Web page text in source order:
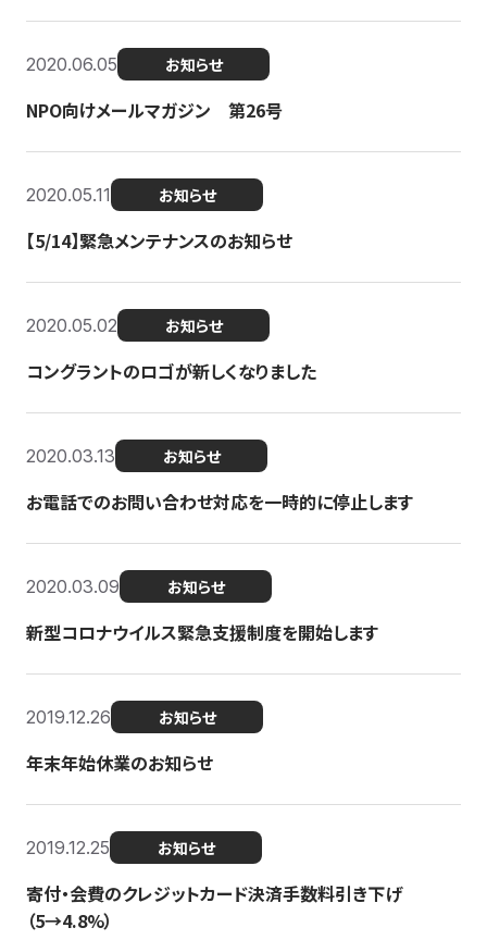
2020.06.05 お知らせ
NPO向けメールマガジン 第26号
2020.05.11 お知らせ
【5/14】緊急メンテナンスのお知らせ
2020.05.02 お知らせ
コングラントのロゴが新しくなりました
2020.03.13 お知らせ
お電話でのお問い合わせ対応を一時的に停止します
2020.03.09 お知らせ
新型コロナウイルス緊急支援制度を開始します
2019.12.26 お知らせ
年末年始休業のお知らせ
2019.12.25 お知らせ
寄付・会費のクレジットカード決済手数料引き下げ
（5→4.8%）